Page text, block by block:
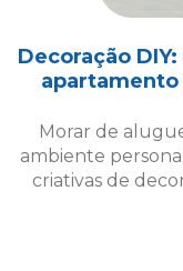
criativas de